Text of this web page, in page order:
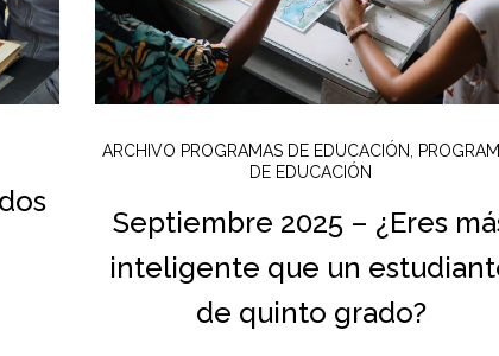
ARCHIVO PROGRAMAS DE EDUCACIÓN,
DE EDUCACIÓN
Septiembre 2025 – ¿Eres
inteligente que un
de quinto grado?